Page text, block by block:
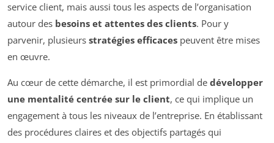
service client, mais aussi tous les aspects de l’organisation
autour des besoins et attentes des clients. Pour y
parvenir, plusieurs stratégies efficaces peuvent être mises
en œuvre.
Au cœur de cette démarche, il est primordial de développer
une mentalité centrée sur le client, ce qui implique un
engagement à tous les niveaux de l’entreprise. En établissant
des procédures claires et des objectifs partagés qui